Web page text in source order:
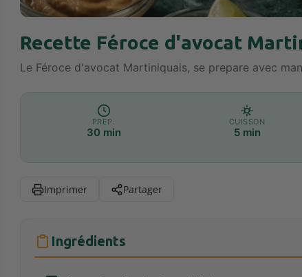
Recette Féroce d'avocat
Le Féroce d'avocat Martiniquais, se prepare avec
PREP.
30 min
CUISSON
5 min
Imprimer Partager
Ingrédients